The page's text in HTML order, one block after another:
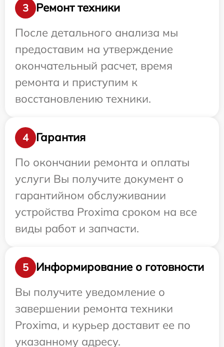
3
Ремонт техники
После детального анализа мы
предоставим на утверждение
окончательный расчет, время
ремонта и приступим к
восстановлению техники.
4
Гарантия
По окончании ремонта и оплаты
услуги Вы получите документ о
гарантийном обслуживании
устройства Proxima сроком на все
виды работ и запчасти.
5
Информирование о готовности
Вы получите уведомление о
завершении ремонта техники
Proxima, и курьер доставит ее по
указанному адресу.